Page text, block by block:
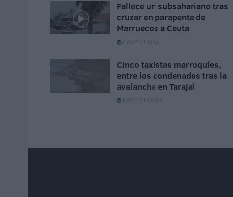
Fallece un subsahariano tras
cruzar en parapente de
Marruecos a Ceuta
HACE 1 HORA
Cinco taxistas marroquíes,
entre los condenados tras la
avalancha en Tarajal
HACE 2 HORAS